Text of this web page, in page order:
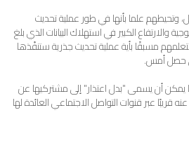
وتحيطهم علما بأنها في طور عملية تحديث
والارتفاع الكبير في استهلاك البيانات الذي بلغ
ترّابايت سنة 2024. وستعلمهم مسبقًا بأية عملية تحديث جذرية ستنفّذها
حصل أمس.
يمكن أن يسمى "بدل اعتذار" إلى مشتركيها عن
عبر قنوات التواصل الاجتماعي العائدة لها